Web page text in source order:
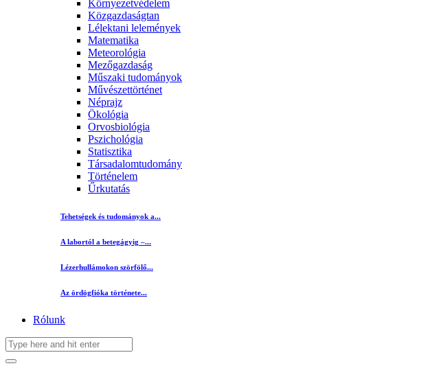
Környezetvédelem
Közgazdaságtan
Lélektani lelemények
Matematika
Meteorológia
Mezőgazdaság
Műszaki tudományok
Művészettörténet
Néprajz
Ökológia
Orvosbiológia
Pszichológia
Statisztika
Társadalomtudomány
Történelem
Űrkutatás
Tehetségek és tudományok a...
A labortól a betegágyig –...
Lézerhullámokon szörfölő...
Az ördögfióka története...
Rólunk